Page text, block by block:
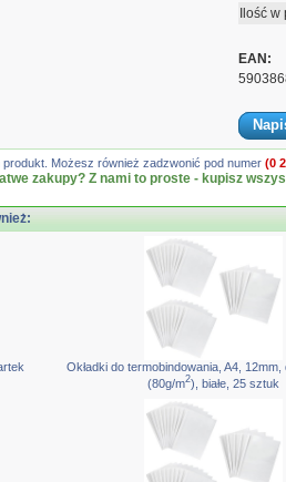
Ilość
EAN:
Możesz również zadzwonić pod numer (0
zakupy? Z nami to proste - kupisz
Okładki do termobindowania, A4,
(80g/m2), białe, 25 sztuk